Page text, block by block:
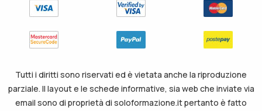
Tutti i diritti sono riservati ed è vietata anche la riproduzione
parziale. Il layout e le schede informative, sia web che inviate via
email sono di proprietà di soloformazione.it pertanto è fatto